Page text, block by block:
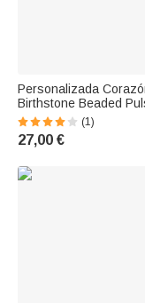
Personalizada
Birthstone Beaded
con Inicial Charm
Día de San Valentín
Cumpleaños regalo
(1)
27,00 €